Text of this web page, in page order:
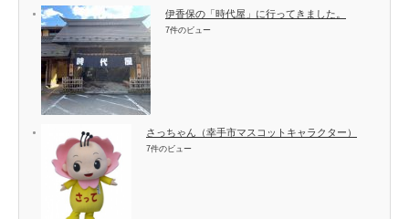
伊香保の「時代屋」に行ってきました。
7件のビュー
さっちゃん（幸手市マスコットキャラクター）
7件のビュー